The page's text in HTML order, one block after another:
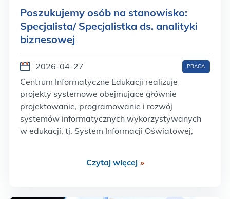
Poszukujemy osób na stanowisko:
Specjalista/ Specjalistka ds. analityki
biznesowej
2026-04-27 PRACA
Centrum Informatyczne Edukacji realizuje
projekty systemowe obejmujące głównie
projektowanie, programowanie i rozwój
systemów informatycznych wykorzystywanych
w edukacji, tj. System Informacji Oświatowej,
perspektywie finansowej Centrum bierze udział
Czytaj więcej »